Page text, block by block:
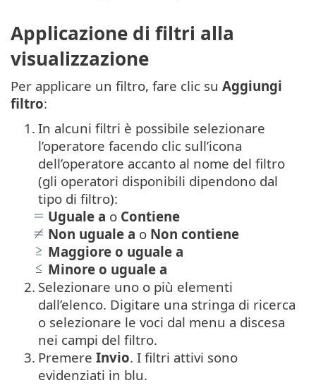
Applicazione di filtri alla
visualizzazione
Per applicare un filtro, fare clic su Aggiungi
filtro:
1. In alcuni filtri è possibile selezionare
l’operatore facendo clic sull’icona
dell’operatore accanto al nome del filtro
(gli operatori disponibili dipendono dal
tipo di filtro):
Uguale a o Contiene
Non uguale a o Non contiene
Maggiore o uguale a
Minore o uguale a
2. Selezionare uno o più elementi
dall’elenco. Digitare una stringa di ricerca
o selezionare le voci dal menu a discesa
nei campi del filtro.
3. Premere Invio. I filtri attivi sono
evidenziati in blu.